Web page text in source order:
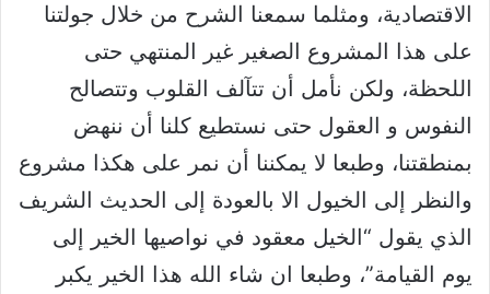
الاقتصادية، ومثلما سمعنا الشرح من خلال جولتنا
على هذا المشروع الصغير غير المنتهي حتى
اللحظة، ولكن نأمل أن تتآلف القلوب وتتصالح
النفوس و العقول حتى نستطيع كلنا أن ننهض
بمنطقتنا، وطبعا لا يمكننا أن نمر على هكذا مشروع
والنظر إلى الخيول الا بالعودة إلى الحديث الشريف
الذي يقول “الخيل معقود في نواصيها الخير إلى
يوم القيامة”، وطبعا ان شاء الله هذا الخير يكبر